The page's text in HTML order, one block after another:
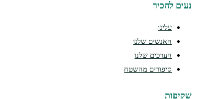
להכיר
האנשים שלנו
הערכים שלנו
סיפורים מהשטח